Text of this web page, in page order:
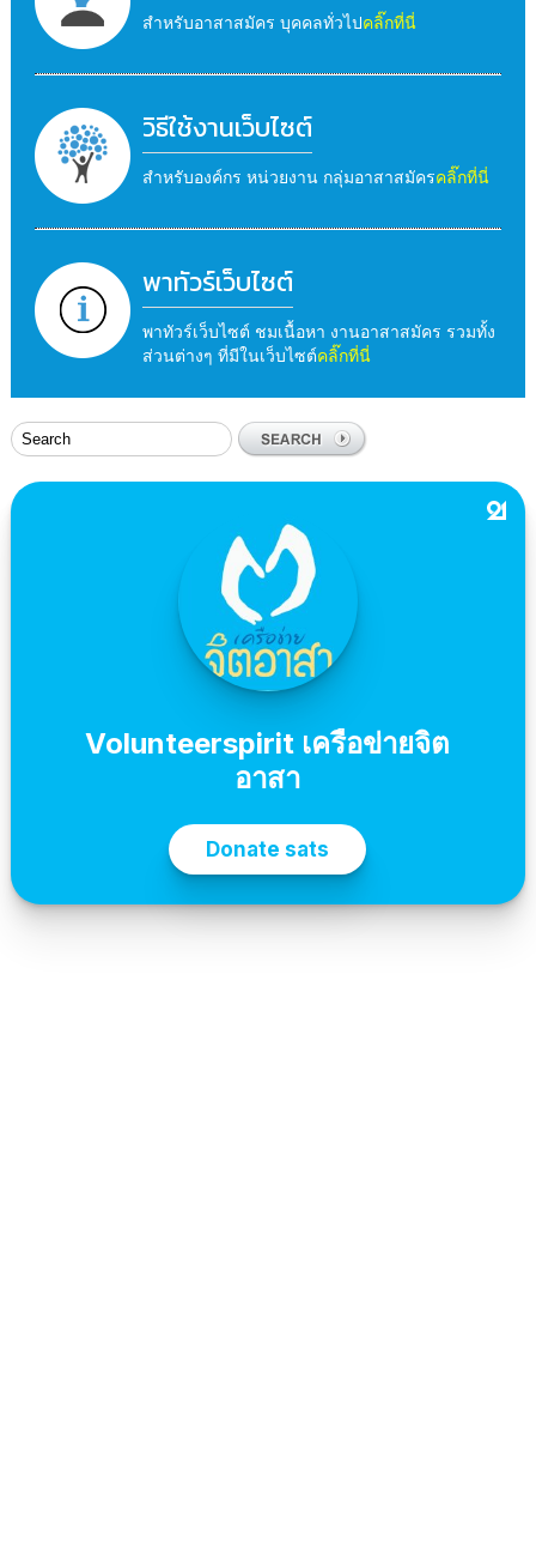
สำหรับอาสาสมัคร บุคคลทั่วไปคลิ๊กที่นี่
วิธีใช้งานเว็บไซต์
สำหรับองค์กร หน่วยงาน กลุ่มอาสาสมัครคลิ๊กที่นี่
พาทัวร์เว็บไซต์
พาทัวร์เว็บไซต์ ชมเนื้อหา งานอาสาสมัคร รวมทั้ง
ส่วนต่างๆ ที่มีในเว็บไซต์คลิ๊กที่นี่